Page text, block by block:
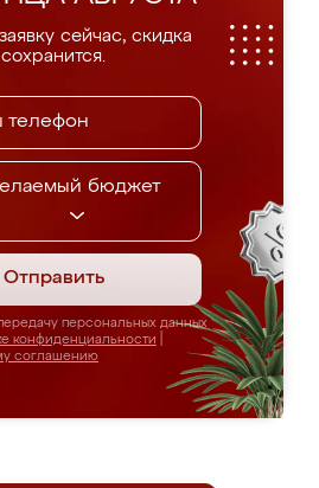
сейчас, скидка
сохранится.
бюджет
Отправить
персональных данных
конфиденциальности
соглашению